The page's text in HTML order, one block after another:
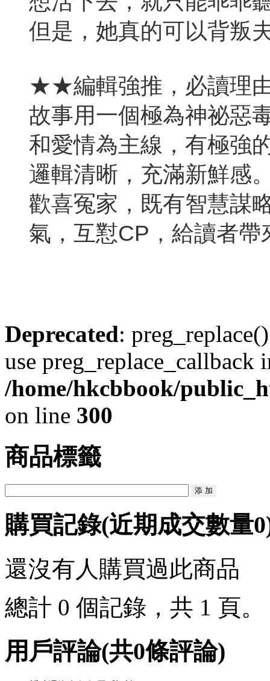
但是，她真的可以背叛
★★編輯強推，必讀
故事用一個極為神祕惡
和愛情為主線，有極強
邏輯清晰，充滿新鮮感
歡喜冤家，既有智慧謀
氣，互懟CP，給讀者
Deprecated:
use preg_replace_callback
/home/hkcbbook/
on line 300
商品標籤
購買記錄(近期成交數量0
還沒有人購買過此商品
總計 0 個記錄，共 1 頁。
用戶評論(共0條評論)